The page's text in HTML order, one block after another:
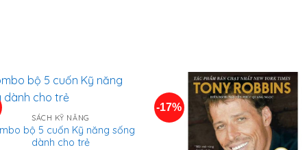
SÁCH KỸ NĂNG
bộ 5 cuốn Kỹ năng sống
dành cho trẻ
-17%